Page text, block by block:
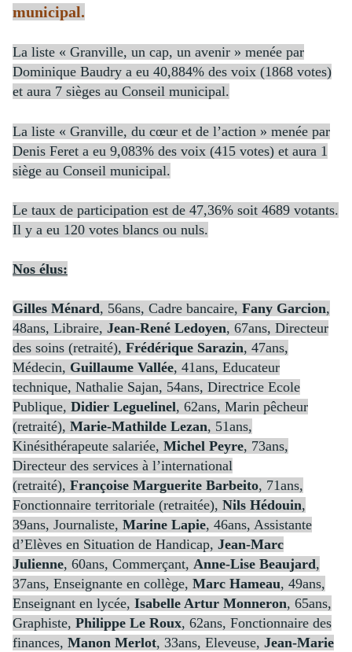
municipal.
La liste « Granville, un cap, un avenir » menée par
Dominique Baudry a eu 40,884% des voix (1868 votes)
et aura 7 sièges au Conseil municipal.
La liste « Granville, du cœur et de l’action » menée par
Denis Feret a eu 9,083% des voix (415 votes) et aura 1
siège au Conseil municipal.
Le taux de participation est de 47,36% soit 4689 votants.
Il y a eu 120 votes blancs ou nuls.
Nos élus:
Gilles Ménard, 56ans, Cadre bancaire, Fany Garcion,
48ans, Libraire, Jean-René Ledoyen, 67ans, Directeur
des soins (retraité), Frédérique Sarazin, 47ans,
Médecin, Guillaume Vallée, 41ans, Educateur
technique, Nathalie Sajan, 54ans, Directrice Ecole
Publique, Didier Leguelinel, 62ans, Marin pêcheur
(retraité), Marie-Mathilde Lezan, 51ans,
Kinésithérapeute salariée, Michel Peyre, 73ans,
Directeur des services à l’international
(retraité), Françoise Marguerite Barbeito, 71ans,
Fonctionnaire territoriale (retraitée), Nils Hédouin,
39ans, Journaliste, Marine Lapie, 46ans, Assistante
d’Elèves en Situation de Handicap, Jean-Marc
Julienne, 60ans, Commerçant, Anne-Lise Beaujard,
37ans, Enseignante en collège, Marc Hameau, 49ans,
Enseignant en lycée, Isabelle Artur Monneron, 65ans,
Graphiste, Philippe Le Roux, 62ans, Fonctionnaire des
finances, Manon Merlot, 33ans, Eleveuse, Jean-Marie